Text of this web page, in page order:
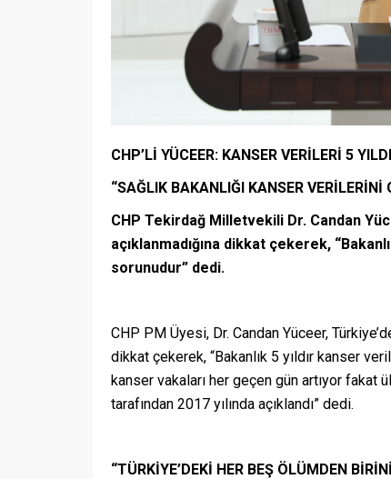
CHP’Lİ YÜCEER: KANSER VERİLERİ 5
“SAĞLIK BAKANLIĞI KANSER VERİLERİNİ
CHP Tekirdağ Milletvekili Dr. Candan
açıklanmadığına dikkat çekerek,
sorunudur” dedi.
CHP PM Üyesi, Dr. Candan Yüceer,
dikkat çekerek, “Bakanlık 5 yıldır kanser
kanser vakaları her geçen gün artıyor
tarafından 2017 yılında açıklandı” dedi.
“TÜRKİYE’DEKİ HER BEŞ ÖLÜMDEN